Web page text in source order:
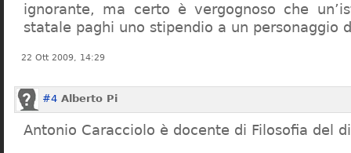
ignorante, ma certo è vergognoso che
statale paghi uno stipendio a un personaggio
22 Ott 2009, 14:29
#4 Alberto Pi
Antonio Caracciolo è docente di Filosofia del